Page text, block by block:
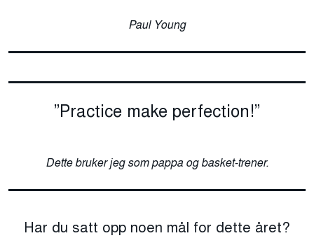
Paul Young
”Practice make perfection!”
Dette bruker jeg som pappa og basket-trener.
Har du satt opp noen mål for dette året?